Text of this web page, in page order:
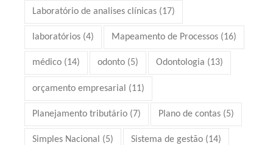
Laboratório de analises clínicas (17)
laboratórios (4) Mapeamento de Processos (16)
médico (14) odonto (5) Odontologia (13)
orçamento empresarial (11)
Planejamento tributário (7) Plano de contas (5)
Simples Nacional (5) Sistema de gestão (14)